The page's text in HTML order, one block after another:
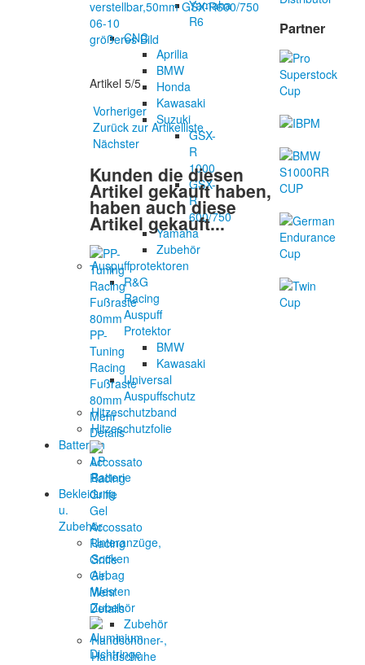
Yamaha
R6
CNC
Aprilia
BMW
Honda
Kawasaki
Suzuki
GSX-
R
1000
GSX-
R
600/750
Yamaha
Zubehör
Auspuffprotektoren
R&G
Racing
Auspuff
Protektor
BMW
Kawasaki
Universal
Auspuffschutz
Hitzeschutzband
Hitzeschutzfolie
Batterien
LP
Batterie
Bekleidung
u.
Zubehör
Unteranzüge,
Socken
Airbag
Westen
Zubehör
Zubehör
Handschoner-,
Handschuhe
größeres Bild
Artikel 5/5
Vorheriger
Zurück zur Artikelliste
Nächster
Kunden die diesen
Artikel gekauft haben,
haben auch diese
Artikel gekauft...
PP-
Tuning
Racing
Fußraste
80mm
Mehr
Details
Accossato
Racing
Griffe
Gel
Mehr
Details
Partner